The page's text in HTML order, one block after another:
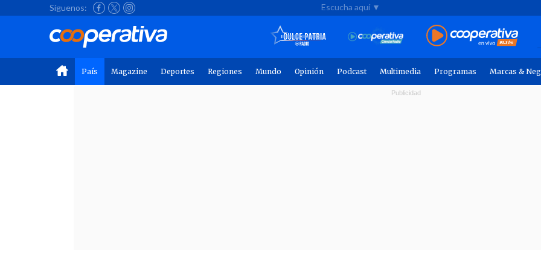
Síguenos: Escucha aquí ▼
País Magazine Deportes Regiones Mundo Opinión Podcast Multimedia Programas Marcas &